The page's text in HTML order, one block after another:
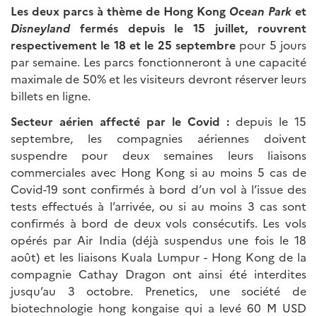
Les deux parcs à thème de Hong Kong Ocean Park et
Disneylandfermés depuis le 15 juillet, rouvrent
respectivement le 18 et le 25 septembre pour 5 jours
par semaine. Les parcs fonctionneront à une capacité
maximale de 50% et les visiteurs devront réserver leurs
billets en ligne.
Secteur aérien affecté par le Covid : depuis le 15
septembre, les compagnies aériennes doivent
suspendre pour deux semaines leurs liaisons
commerciales avec Hong Kong si au moins 5 cas de
Covid-19 sont confirmés à bord d’un vol à l’issue des
tests effectués à l’arrivée, ou si au moins 3 cas sont
confirmés à bord de deux vols consécutifs. Les vols
opérés par Air India (déjà suspendus une fois le 18
août) et les liaisons Kuala Lumpur - Hong Kong de la
compagnie Cathay Dragon ont ainsi été interdites
jusqu’au 3 octobre. Prenetics, une société de
biotechnologie hong kongaise qui a levé 60 M USD